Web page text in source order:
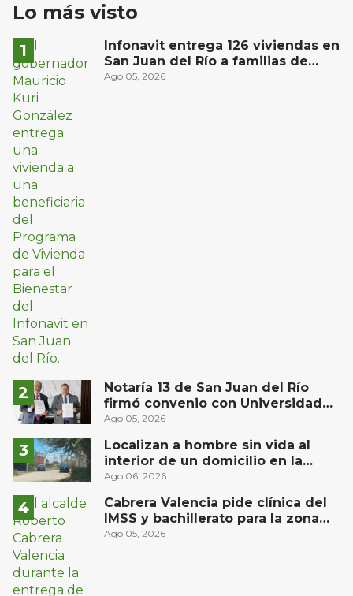
Lo más visto
Infonavit entrega 126 viviendas en
San Juan del Río a familias de
bajos ingresos
Ago 05, 2026
Notaría 13 de San Juan del Río
firmó convenio con Universidad
Privada del Bajío para recibir
Ago 05, 2026
Localizan a hombre sin vida al
interior de un domicilio en la
comunidad El Rodeo, San Juan del
Ago 06, 2026
Cabrera Valencia pide clínica del
IMSS y bachillerato para la zona
oriente de San Juan del Río
Ago 05, 2026